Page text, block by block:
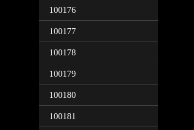
100176
100177
100178
100179
100180
100181